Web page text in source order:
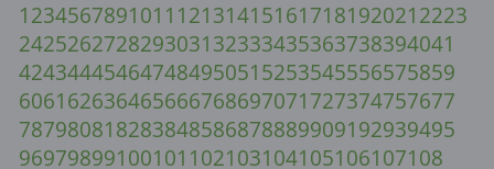
1234567891011 121314151617181920212223
242526272829303132333435363738394041
424344454647484950515253545556575859
606162636465666768697071727374757677
787980818283848586878889909192939495
96979899100101 102103104105106107108